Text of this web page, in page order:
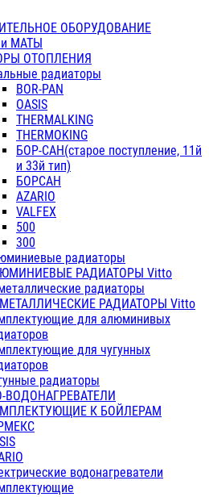
ОБОРУДОВАНИЕ
МАТЫ
ОТОПЛЕНИЯ
радиаторы
BOR-PAN
OASIS
THERMALKING
THERMOKING
БОР-САН(старое поступление, 11й
и 33й тип)
БОРСАН
AZARIO
VALFEX
500
300
радиаторы
РАДИАТОРЫ Vitto
радиаторы
РАДИАТОРЫ Vitto
для алюминивых
для чугунных
радиаторы
ВОДОНАГРЕВАТЕЛИ
К БОЙЛЕРАМ
водонагреватели